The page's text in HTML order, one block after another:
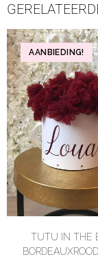
AANBIEDING!
TUTU IN THE